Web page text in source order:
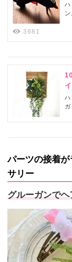
3681
パーツの接着
サリー
グルーガンで